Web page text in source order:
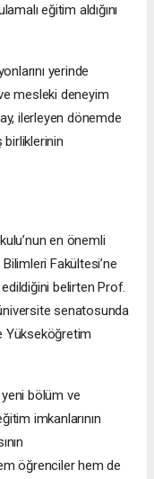
eğitim aldığını
yerinde
mesleki deneyim
ilerleyen dönemde
birliklerinin
en önemli
Fakültesi’ne
belirten Prof.
senatosunda
Yükseköğretim
bölüm ve
imkanlarının
öğrenciler hem de